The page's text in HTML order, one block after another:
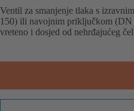
Ventil za smanjenje tlaka s
150) ili navojnim priključkom (DN
vreteno i dosjed od nehrđajućeg